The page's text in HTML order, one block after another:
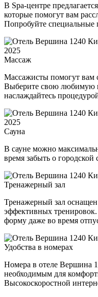
В Spa-центре
которые помогут вам
Попробуйте специальные
Массаж
Массажисты помогут вам
Выберите свою любимую
наслаждайтесь
Сауна
В сауне можно
время забыть о городской
Тренажерный зал
Тренажерный зал
эффективных
форму даже во время
Удобства в номерах
Номера в отеле Вершина
необходимым для
Высокоскоростной